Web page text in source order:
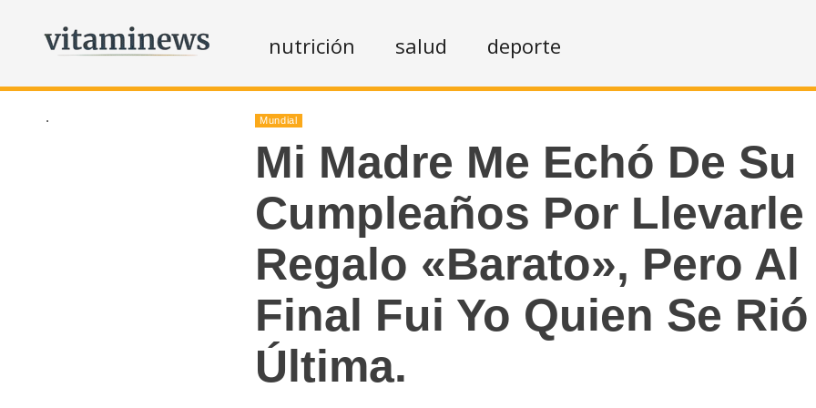
nutrición salud deporte
. Mundial
Mi Madre Me Echó De Su
Cumpleaños Por Llevarle
Regalo «barato», Pero Al
Final Fui Yo Quien Se Rió
Última.